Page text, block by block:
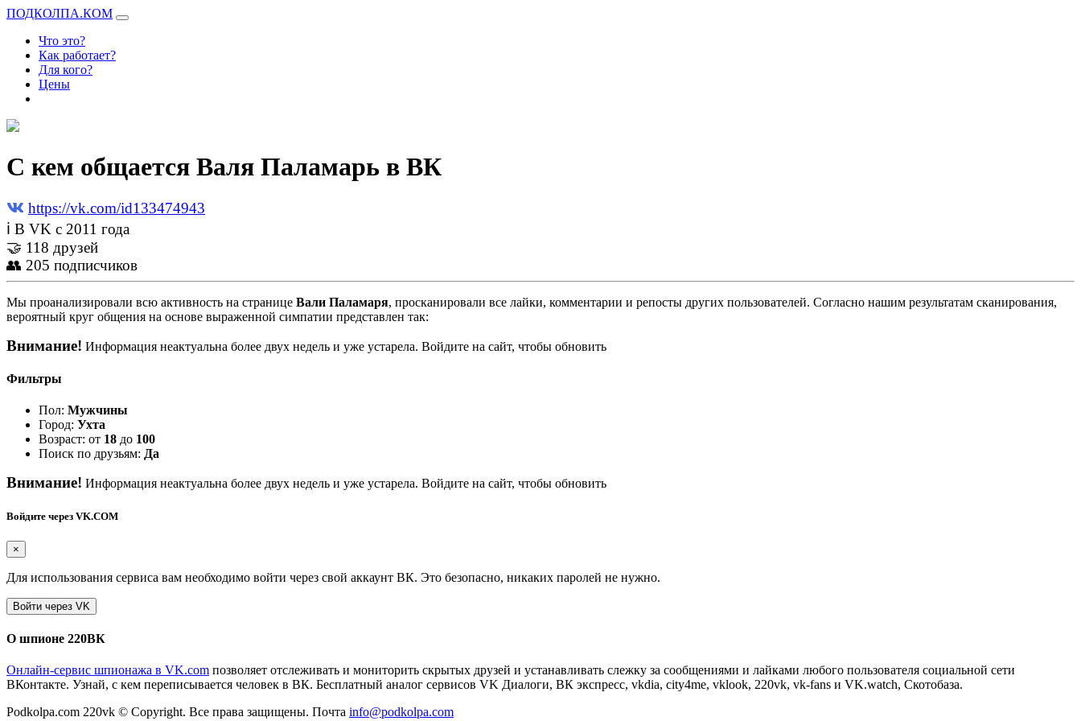
ПОДКОЛПА.КОМ
Что это?
Как работает?
Для кого?
Цены
С кем общается Валя Паламарь в ВК
https://vk.com/id133474943
ℹ В VK с 2011 года
🤝 118 друзей
👥 205 подписчиков
Мы проанализировали всю активность на странице Вали Паламаря, просканировали все лайки, комментарии и репосты других пользователей. Согласно нашим результатам сканирования,
вероятный круг общения на основе выраженной симпатии представлен так:
Внимание! Информация неактуальна более двух недель и уже устарела. Войдите на сайт, чтобы обновить
Фильтры
Пол: Мужчины
Город: Ухта
Возраст: от 18 до 100
Поиск по друзьям: Да
Внимание! Информация неактуальна более двух недель и уже устарела. Войдите на сайт, чтобы обновить
Войдите через VK.COM
×
Для использования сервиса вам необходимо войти через свой аккаунт ВК. Это безопасно, никаких паролей не нужно.
О шпионе 220ВК
Онлайн-сервис шпионажа в VK.com позволяет отслеживать и мониторить скрытых друзей и устанавливать слежку за сообщениями и лайками любого пользователя социальной сети
ВКонтакте. Узнай, с кем переписывается человек в ВК. Бесплатный аналог сервисов VK Диалоги, ВК экспресс, vkdia, city4me, vklook, 220vk, vk-fans и VK.watch, Скотобаза.
Podkolpa.com 220vk © Copyright. Все права защищены. Почта info@podkolpa.com